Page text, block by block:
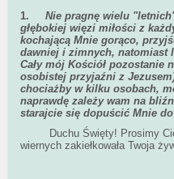
1. Nie pragnę wielu
głębokiej więzi miłości z
kochającą Mnie gorąco,
dawniej i zimnych, natomiast
Cały mój Kościół pozostanie
osobistej przyjaźni z
chociażby w kilku osobach,
naprawdę zależy wam na
starajcie się dopuścić Mnie
Duchu Święty! Prosimy Cię
wiernych zakiełkowała Twoja